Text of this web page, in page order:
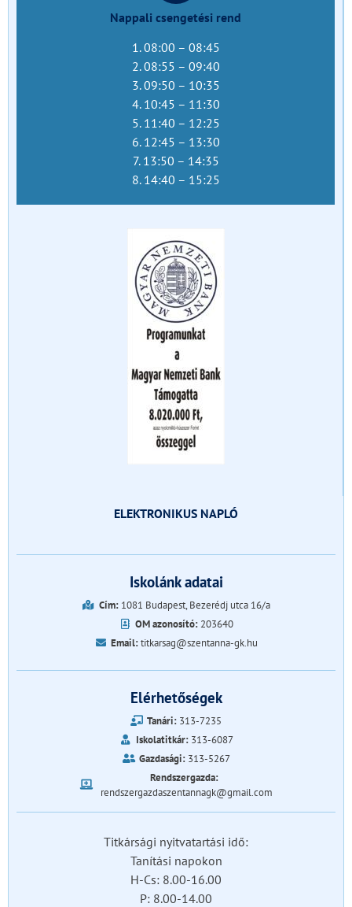
Nappali csengetési rend
1. 08:00 – 08:45
2. 08:55 – 09:40
3. 09:50 – 10:35
4. 10:45 – 11:30
5. 11:40 – 12:25
6. 12:45 – 13:30
7. 13:50 – 14:35
8. 14:40 – 15:25
ELEKTRONIKUS NAPLÓ
Iskolánk adatai
Cím:1081 Budapest, Bezerédj utca 16/a
OM azonosító: 203640
Email:titkarsag@szentanna-gk.hu
Elérhetőségek
Tanári: 313-7235
Iskolatitkár:313-6087
Gazdasági:313-5267
Rendszergazda:
rendszergazdaszentannagk@gmail.com
Titkársági nyitvatartási idő:
Tanítási napokon
H-Cs: 8.00-16.00
P: 8.00-14.00